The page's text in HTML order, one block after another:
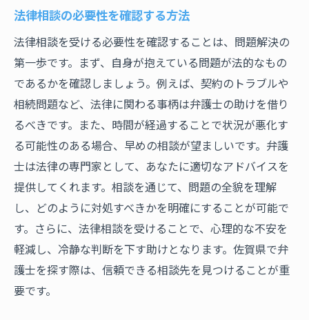
プガイド
自分の法的問題を明確にする
弁護士候補をリストアップする方法
候補者の実績と専門分野を確認する
初回相談の準備とポイント
複数の弁護士と面談する利点
選択した弁護士との契約手続き
弁護士の専門分野を理解して自分に合ったパー
トナーを見つける方法
専門分野の違いを把握する
自分のケースに合った専門分野の選び方
過去の成功事例を参考にする
法律相談の必要性を確認する方法
法律相談を受ける必要性を確認することは、問題解決の
第一歩です。まず、自身が抱えている問題が法的なもの
であるかを確認しましょう。例えば、契約のトラブルや
相続問題など、法律に関わる事柄は弁護士の助けを借り
るべきです。また、時間が経過することで状況が悪化す
る可能性のある場合、早めの相談が望ましいです。弁護
士は法律の専門家として、あなたに適切なアドバイスを
提供してくれます。相談を通じて、問題の全貌を理解
し、どのように対処すべきかを明確にすることが可能で
す。さらに、法律相談を受けることで、心理的な不安を
軽減し、冷静な判断を下す助けとなります。佐賀県で弁
護士を探す際は、信頼できる相談先を見つけることが重
要です。